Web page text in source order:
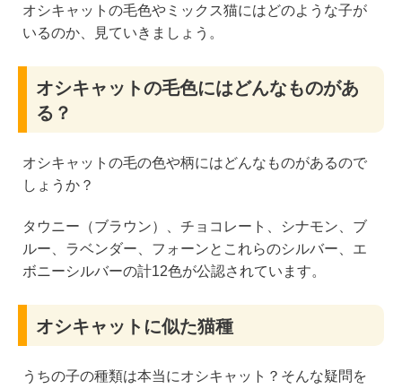
オシキャットの毛色やミックス猫にはどのような子が
いるのか、見ていきましょう。
オシキャットの毛色にはどんなものがあ
る？
オシキャットの毛の色や柄にはどんなものがあるので
しょうか？
タウニー（ブラウン）、チョコレート、シナモン、ブ
ルー、ラベンダー、フォーンとこれらのシルバー、エ
ボニーシルバーの計12色が公認されています。
オシキャットに似た猫種
うちの子の種類は本当にオシキャット？そんな疑問を